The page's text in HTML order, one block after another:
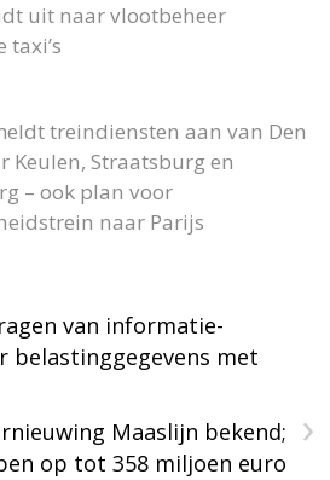
uit naar vlootbeheer
taxi’s
treindiensten aan van Den
Keulen, Straatsburg en
– ook plan voor
naar Parijs
van informatie-
belastinggegevens met
›
Maaslijn bekend;
op tot 358 miljoen euro